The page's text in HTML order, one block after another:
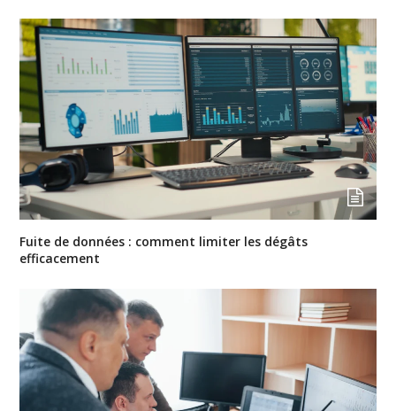
Fuite de données : comment limiter les dégâts
efficacement